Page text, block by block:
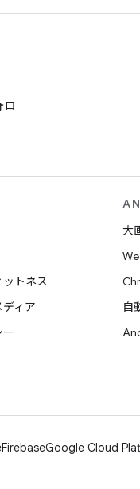
ロ
ットネス
ディア
ー
大
自
FirebaseGoogle Cloud